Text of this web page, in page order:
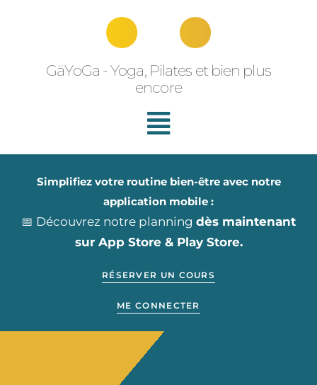
GäYoGa - Yoga, Pilates et bien plus
encore
Simplifiez votre routine bien-être avec notre
application mobile :
📅 Découvrez notre planning dès maintenant
sur App Store & Play Store.
RÉSERVER UN COURS
ME CONNECTER